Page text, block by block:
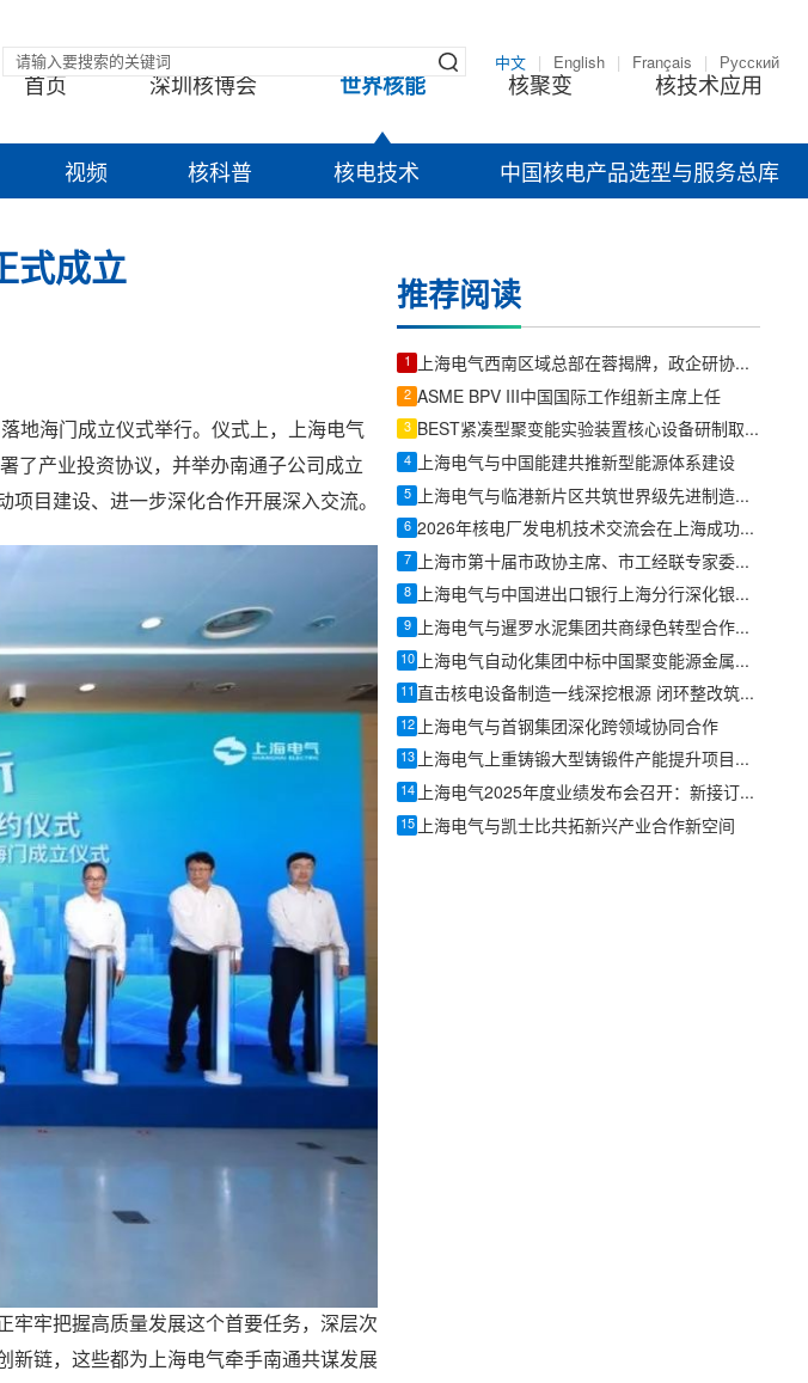
中文 English Français Русский
首页 深圳核博会 世界核能 核聚变 核技术应用
视频 核科普 核电技术 中国核电产品选型与服务总库
式成立
地海门成立仪式举行。仪式上，上海电气
了产业投资协议，并举办南通子公司成立
目建设、进一步深化合作开展深入交流。
牢牢把握高质量发展这个首要任务，深层次
新链，这些都为上海电气牵手南通共谋发展
推荐阅读
1 上海电气西南区域总部在蓉揭牌，政企研协同共筑绿色能源新高地
2 ASME BPV III中国国际工作组新主席上任
3 BEST紧凑型聚变能实验装置核心设备研制取得关键突破
4 上海电气与中国能建共推新型能源体系建设
5 上海电气与临港新片区共筑世界级先进制造业集群
6 2026年核电厂发电机技术交流会在上海成功举办
7 上海市第十届市政协主席、市工经联专家委员会主任蒋以任一行赴上海汽轮机厂开展专题调研
8 上海电气与中国进出口银行上海分行深化银企战略合作
9 上海电气与暹罗水泥集团共商绿色转型合作，探索核电等领域绿色发展本地化新路径
10 上海电气自动化集团中标中国聚变能源金属复合线成型设备项目
11 直击核电设备制造一线深挖根源 闭环整改筑牢核安全屏障
12 上海电气与首钢集团深化跨领域协同合作
13 上海电气上重铸锻大型铸锻件产能提升项目一期开工
14 上海电气2025年度业绩发布会召开：新接订单创历史新高，全面布局新质生产力
15 上海电气与凯士比共拓新兴产业合作新空间